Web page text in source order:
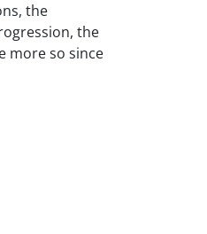
the
the
more so since